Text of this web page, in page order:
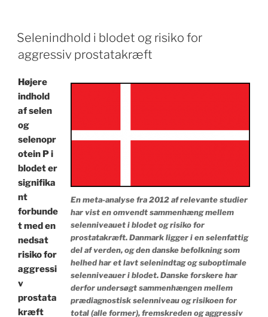
POSTED
ON
Selenindhold i blodet og risiko for
aggressiv prostatakræft
En meta-analyse fra 2012 af relevante studier
har vist en omvendt sammenhæng mellem
selenniveauet i blodet og risiko for
prostatakræft. Danmark ligger i en selenfattig
del af verden, og den danske befolkning som
helhed har et lavt selenindtag og suboptimale
selenniveauer i blodet. Danske forskere har
derfor undersøgt sammenhængen mellem
prædiagnostisk selenniveau og risikoen for
total (alle former), fremskreden og aggressiv
Højere
indhold
af selen
og
selenopr
otein P i
blodet er
signifika
nt
forbunde
t med en
nedsat
risiko for
aggressi
v
prostata
kræft